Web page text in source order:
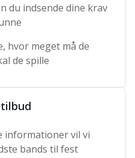
du indsende dine krav
hvor meget må de
de spille
informationer vil vi
bands til fest